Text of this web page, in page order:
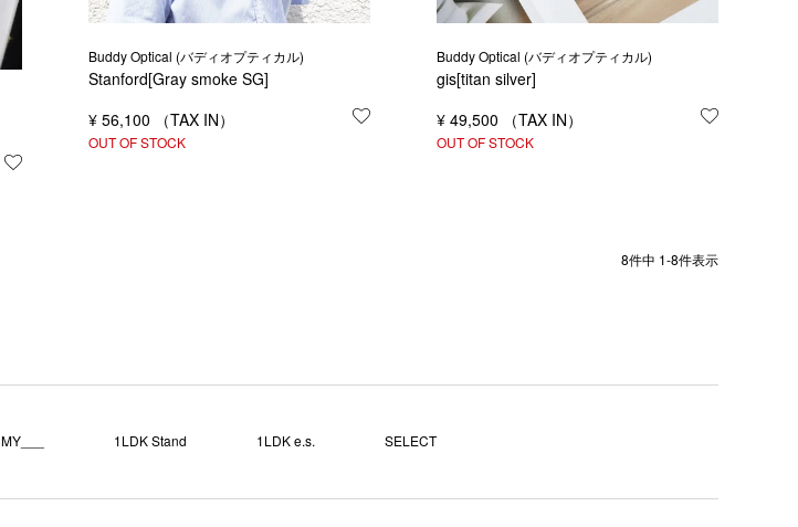
Buddy Optical (バディオプティカル)
Stanford[Gray smoke SG]
¥ 56,100 お気に入りに登録する
OUT OF STOCK
Buddy Optical (バディオプティカル)
gis[titan silver]
¥ 49,500
OUT OF STOCK
8件中 1-8件表示
MY___ 1LDK Stand 1LDK e.s. SELECT